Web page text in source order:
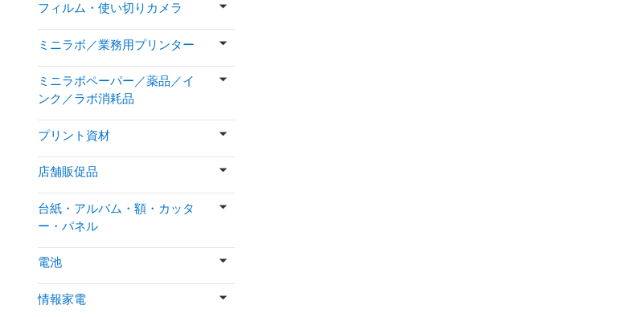
フィルム・使い切りカメラ
ミニラボ／業務用プリンター
ミニラボペーパー／薬品／イ
ンク／ラボ消耗品
プリント資材
店舗販促品
台紙・アルバム・額・カッタ
ー・パネル
電池
情報家電